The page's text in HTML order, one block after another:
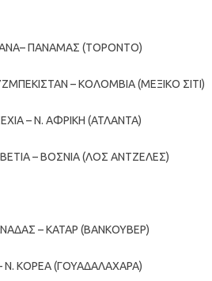
ΠΑΝΑΜΑΣ (ΤΟΡΟΝΤΟ)
– ΚΟΛΟΜΒΙΑ (ΜΕΞΙΚΟ ΣΙΤΙ)
– Ν. ΑΦΡΙΚΗ (ΑΤΛΑΝΤΑ)
– ΒΟΣΝΙΑ (ΛΟΣ ΑΝΤΖΕΛΕΣ)
– ΚΑΤΑΡ (ΒΑΝΚΟΥΒΕΡ)
Ν. ΚΟΡΕΑ (ΓΟΥΑΔΑΛΑΧΑΡΑ)